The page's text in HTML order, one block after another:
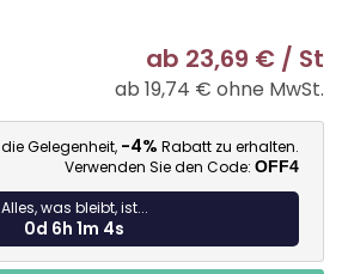
ab 23,69 € / St
ab 19,74 € ohne MwSt.
Gelegenheit, -4% Rabatt zu erhalten.
Verwenden Sie den Code: OFF4
Alles, was bleibt, ist...
0d 6h 1m 3s